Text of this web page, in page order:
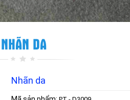
NHÃN DA
Nhãn da